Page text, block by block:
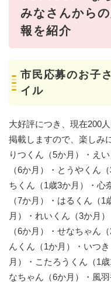
みなさんから
報を紹介
市民応募のお子
イル
大好評につき、現在200
掲載しますので、楽しみ
りつくん（5か月）・え
（6か月）・とうやくん
ちくん（1歳3か月）・心
（7か月）・はるくん（
月）・れいくん（3か月
（6か月）・せなちゃん
んくん（1か月）・いつ
月）・こたろうくん（1
なちゃん（6か月）・風